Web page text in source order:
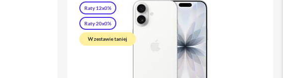
Raty 12x0%
Raty 20x0%
W zestawie taniej